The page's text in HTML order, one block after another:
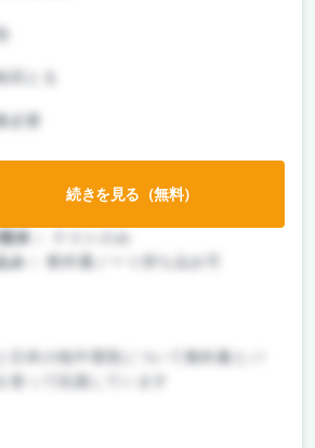
回とる
必要
間：
末：
み：
教科書ノート持ち込み可
日本の地中環境について教科書とパ
使って抗議しています
続きを見る（無料）